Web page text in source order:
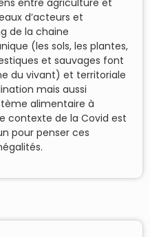
d’acteurs et
de la chaine
(les sols, les plantes,
et sauvages font
du vivant) et territoriale
mais aussi
alimentaire à
contexte de la Covid est
pour penser ces